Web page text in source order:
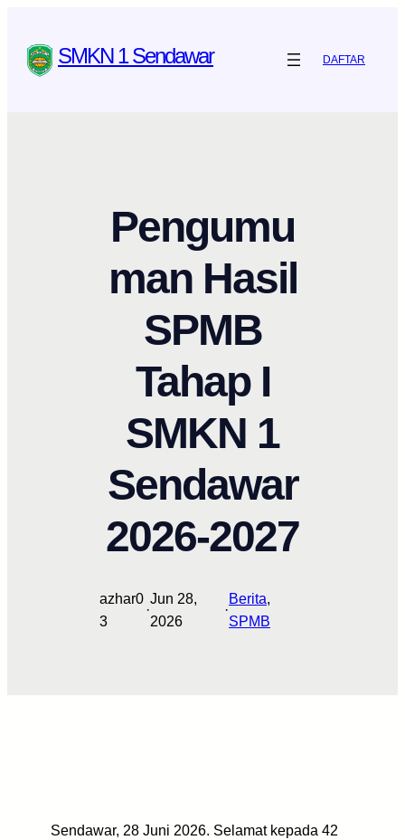
content SMKN 1 Sendawar DAFTAR
Pengumu
man Hasil
SPMB
Tahap I
SMKN 1
Sendawar
2026-2027
azhar0
3
·
Jun 28,
2026
·
Berita
SPMB
Sendawar, 28 Juni 2026. Selamat kepada 42